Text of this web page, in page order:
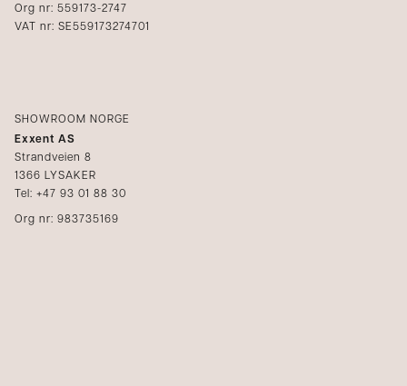
Org nr: 559173-2747
VAT nr: SE559173274701
SHOWROOM NORGE
Exxent AS
Strandveien 8
1366 LYSAKER
Tel: +47 93 01 88 30
Org nr: 983735169